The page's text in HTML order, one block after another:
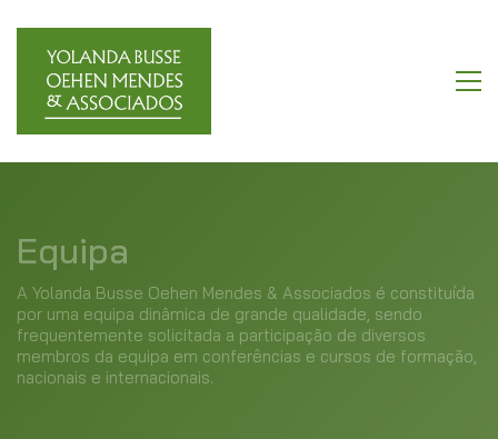
Equipa
A Yolanda Busse Oehen Mendes & Associados é constituída
por uma equipa dinâmica de grande qualidade, sendo
frequentemente solicitada a participação de diversos
membros da equipa em conferências e cursos de formação,
nacionais e internacionais.